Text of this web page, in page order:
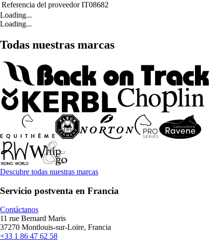
Referencia del proveedor IT08682
Loading...
Loading...
Todas nuestras marcas
Descubre todas nuestras marcas
Servicio postventa en Francia
Contáctanos
11 rue Bernard Maris
37270 Montlouis-sur-Loire, Francia
+33 1 86 47 62 58